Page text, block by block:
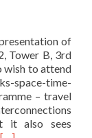
of
Tower B, 3rd
wish to attend
space-time-
– travel
it also sees